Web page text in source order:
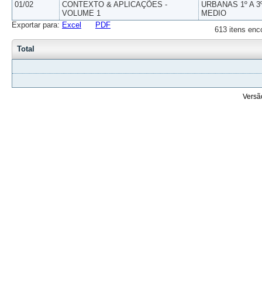
01/02
CONTEXTO & APLICAÇÕES -
VOLUME 1
URBANAS 1º A
MEDIO
613 itens
Exportar para: Excel PDF
Total